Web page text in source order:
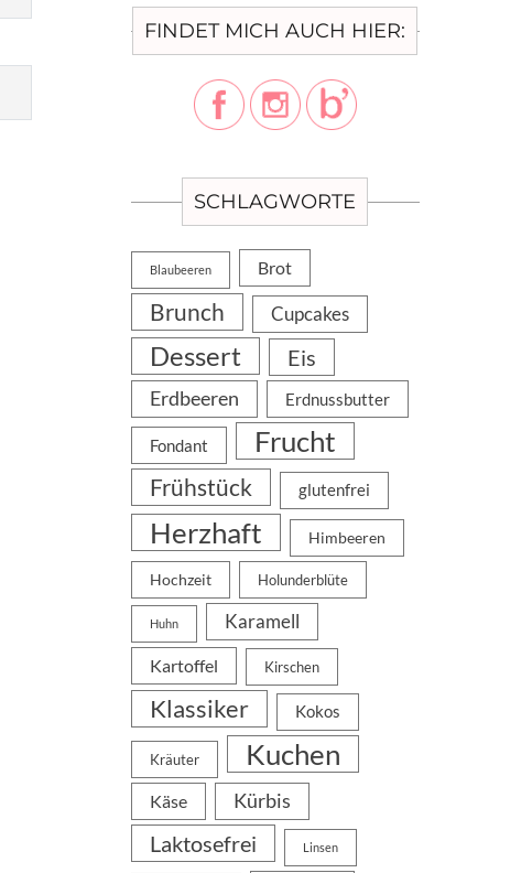
FINDET MICH AUCH HIER:
SCHLAGWORTE
Blaubeeren Brot
Brunch Cupcakes
Dessert Eis
Erdbeeren Erdnussbutter
Fondant Frucht
Frühstück glutenfrei
Herzhaft Himbeeren
Hochzeit Holunderblüte
Huhn Karamell
Kartoffel Kirschen
Klassiker Kokos
Kräuter Kuchen
Käse Kürbis
Laktosefrei Linsen